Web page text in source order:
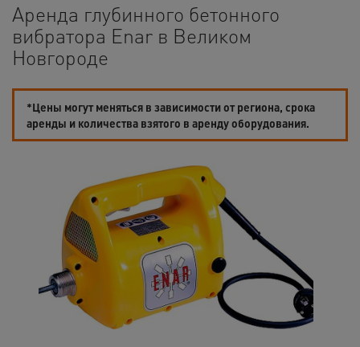
Аренда глубинного бетонного
вибратора Enar в Великом
Новгороде
*Цены могут меняться в зависимости от региона, срока
аренды и количества взятого в аренду оборудования.